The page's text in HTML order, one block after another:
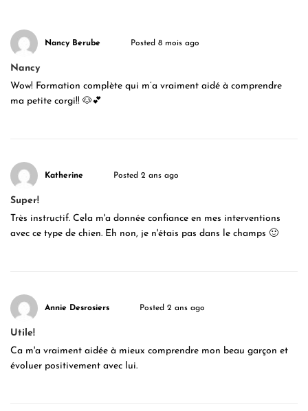
Nancy Berube Posted 8 mois ago
Nancy
Wow! Formation complète qui m’a vraiment aidé à comprendre
ma petite corgi!! 🐶💕
Katherine Posted 2 ans ago
Super!
Très instructif. Cela m'a donnée confiance en mes interventions
avec ce type de chien. Eh non, je n'étais pas dans le champs 🙂
Annie Desrosiers Posted 2 ans ago
Utile!
Ca m'a vraiment aidée à mieux comprendre mon beau garçon et
évoluer positivement avec lui.